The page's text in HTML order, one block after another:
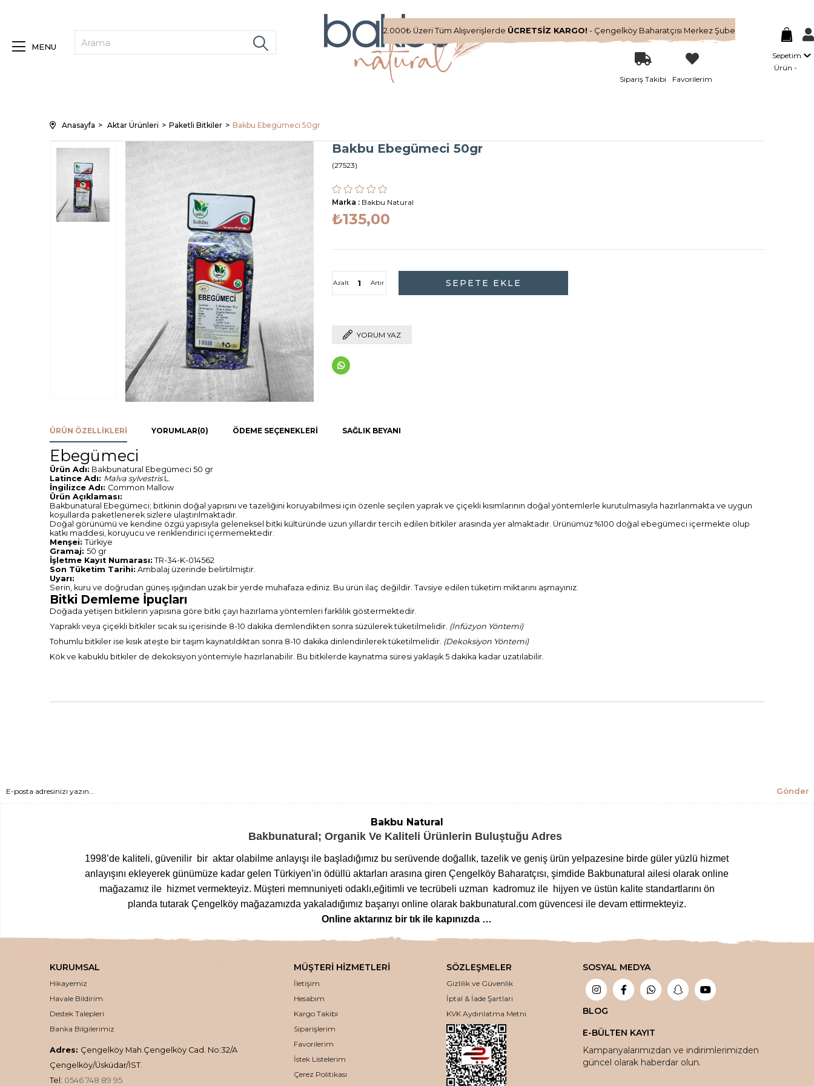
MENU
2.000₺ Üzeri Tüm Alışverişlerde ÜCRETSİZ KARGO! - Çengelköy Baharatçısı Merkez Şube
Sipariş Takibi Favorilerim
Sepetim
Ürün
Anasayfa Aktar Ürünleri Paketli Bitkiler Bakbu Ebegümeci 50gr
Bakbu Ebegümeci 50gr
(27523)
Marka : Bakbu Natural
₺135,00
Artır
Azalt
YORUM YAZ
ÜRÜN ÖZELLIKLERI YORUMLAR(0) ÖDEME SEÇENEKLERI SAĞLIK BEYANI
Ebegümeci
Ürün Adı: Bakbunatural Ebegümeci 50 gr
Latince Adı: Malva sylvestrisL.
İngilizce Adı: Common Mallow
Ürün Açıklaması:
Bakbunatural Ebegümeci; bitkinin doğal yapısını ve tazeliğini koruyabilmesi için özenle seçilen yaprak ve çiçekli kısımlarının doğal yöntemlerle kurutulmasıyla hazırlanmakta ve uygun
koşullarda paketlenerek sizlere ulaştırılmaktadır.
Doğal görünümü ve kendine özgü yapısıyla geleneksel bitki kültüründe uzun yıllardır tercih edilen bitkiler arasında yer almaktadır. Ürünümüz %100 doğal ebegümeci içermekte olup
katkı maddesi, koruyucu ve renklendirici içermemektedir.
Menşei: Türkiye
Gramaj: 50 gr
İşletme Kayıt Numarası: TR-34-K-014562
Son Tüketim Tarihi: Ambalaj üzerinde belirtilmiştir.
Uyarı:
Serin, kuru ve doğrudan güneş ışığından uzak bir yerde muhafaza ediniz. Bu ürün ilaç değildir. Tavsiye edilen tüketim miktarını aşmayınız.
Bitki Demleme İpuçları
Doğada yetişen bitkilerin yapısına göre bitki çayı hazırlama yöntemleri farklılık göstermektedir.
Yapraklı veya çiçekli bitkiler sıcak su içerisinde 8-10 dakika demlendikten sonra süzülerek tüketilmelidir. (İnfüzyon Yöntemi)
Tohumlu bitkiler ise kısık ateşte bir taşım kaynatıldıktan sonra 8-10 dakika dinlendirilerek tüketilmelidir. (Dekoksiyon Yöntemi)
Kök ve kabuklu bitkiler de dekoksiyon yöntemiyle hazırlanabilir. Bu bitkilerde kaynatma süresi yaklaşık 5 dakika kadar uzatılabilir.
Gönder
Bakbu Natural
Bakbunatural; Organik Ve Kaliteli Ürünlerin Buluştuğu Adres
1998’de kaliteli, güvenilir bir aktar olabilme anlayışı ile başladığımız bu serüvende doğallık, tazelik ve geniş ürün yelpazesine birde güler yüzlü hizmet
anlayışını ekleyerek günümüze kadar gelen Türkiyen’in ödüllü aktarları arasına giren Çengelköy Baharatçısı, şimdide Bakbunatural ailesi olarak online
mağazamız ile hizmet vermekteyiz. Müşteri memnuniyeti odaklı,eğitimli ve tecrübeli uzman kadromuz ile hijyen ve üstün kalite standartlarını ön
planda tutarak Çengelköy mağazamızda yakaladığımız başarıyı online olarak bakbunatural.com güvencesi ile devam ettirmekteyiz.
Online aktarınız bir tık ile kapınızda …
Yöresel gıdalardan, zamanında toplananbitkilere,arı ürünlerinden,baharat çeşitlerine,glutensiz gıdalardan,taptaze kuruyemişlere,
,inceltici doğal kozmetik ürünlerinden , tütsü buhurdanlık çeşitlerine
kadar bir aktarda aradığınız tüm şifalı ürünleri en
doğal ve en taze haliyle kaliteden ödün vermeden bakbunatural.com web sayfamızdan uygun fiyatlar ile sipariş edebilirsiniz.
Kaliteli ve en uygun fiyatlar ile avantaj sağlıyoruz.
Üstelik ücretsiz kargo seçeneği, kampanya ve indirim fırsatlarımız ile alışverişinizi avantaja dönüştürüyoruz.
Aynı Gün Kargoya Teslim Ediyoruz
Tüm siparişlerinizi kargo çalışma saatlerine göre aynı gün özenle paketleyip kargoya teslim ediyoruz
KURUMSAL
Hikayemiz
Havale Bildirim
Destek Talepleri
Banka Bilgilerimiz
Adres: Çengelköy Mah.Çengelköy Cad. No:32/A
Çengelköy/Üsküdar/İST.
Tel: 0546 748 89 95
MÜŞTERİ HİZMETLERİ
İletişim
Hesabım
Kargo Takibi
Siparişlerim
Favorilerim
İstek Listelerim
Çerez Politikası
SÖZLEŞMELER
Gizlilik ve Güvenlik
İptal & İade Şartları
KVK Aydınlatma Metni
SOSYAL MEDYA
BLOG
E-BÜLTEN KAYIT
Kampanyalarımızdan ve indirimlerimizden
güncel olarak haberdar olun.